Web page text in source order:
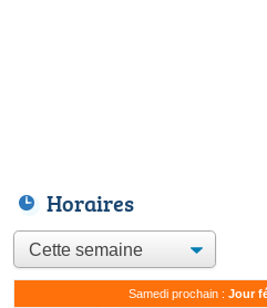
Horaires
Samedi prochain : Jour